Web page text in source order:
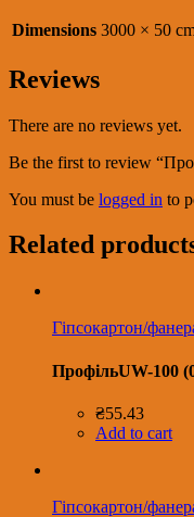
Dimensions 3000 × 50
Reviews
There are no reviews yet.
Be the first to review
You must be logged in to
Related
Гіпсокартон/
ПрофільUW-100
₴55.43
Add to cart
Гіпсокартон/